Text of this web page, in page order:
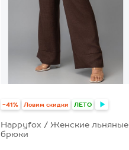
-41% Ловим скидки ЛЕТО
Happyfox / Женские льняные
брюки